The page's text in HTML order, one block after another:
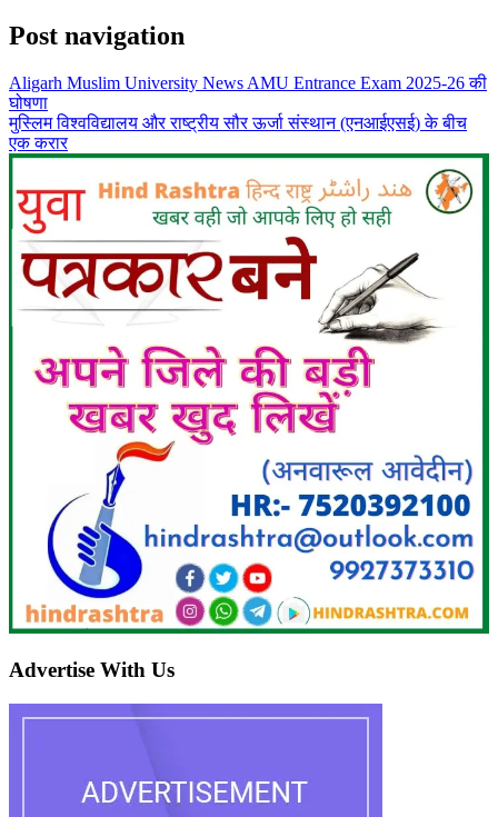
Post navigation
Aligarh Muslim University News AMU Entrance Exam 2025-26 की
घोषणा
मुस्लिम विश्वविद्यालय और राष्ट्रीय सौर ऊर्जा संस्थान (एनआईएसई) के बीच
एक करार
Advertise With Us